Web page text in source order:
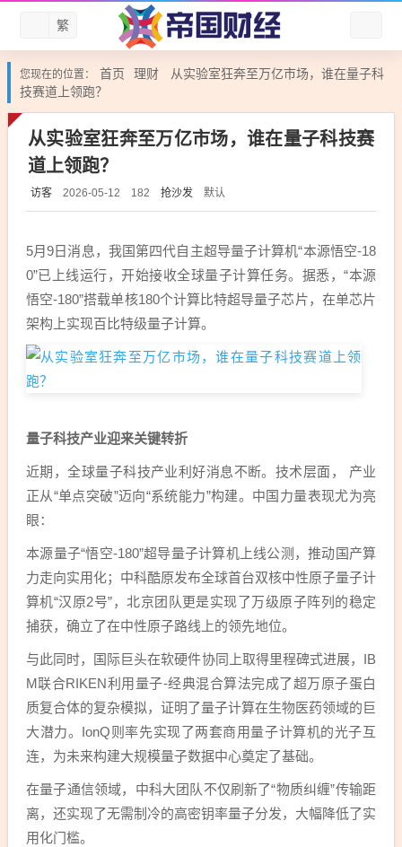
繁
您现在的位置： 首页 理财
从实验室狂奔至万亿市场，谁在量子科
技赛道上领跑？
从实验室狂奔至万亿市场，谁在量子科技赛
道上领跑？
访客 2026-05-12 182 抢沙发 默认
5月9日消息，我国第四代自主超导量子计算机“本源悟空-18
0”已上线运行，开始接收全球量子计算任务。据悉，“本源
悟空-180”搭载单核180个计算比特超导量子芯片，在单芯片
架构上实现百比特级量子计算。
量子科技产业迎来关键转折
近期，全球量子科技产业利好消息不断。技术层面， 产业
正从“单点突破”迈向“系统能力”构建。中国力量表现尤为亮
眼：
本源量子“悟空-180”超导量子计算机上线公测，推动国产算
力走向实用化；中科酷原发布全球首台双核中性原子量子计
算机“汉原2号”，北京团队更是实现了万级原子阵列的稳定
捕获，确立了在中性原子路线上的领先地位。
与此同时，国际巨头在软硬件协同上取得里程碑式进展，IB
M联合RIKEN利用量子-经典混合算法完成了超万原子蛋白
质复合体的复杂模拟，证明了量子计算在生物医药领域的巨
大潜力。IonQ则率先实现了两套商用量子计算机的光子互
连，为未来构建大规模量子数据中心奠定了基础。
在量子通信领域，中科大团队不仅刷新了“物质纠缠”传输距
离，还实现了无需制冷的高密钥率量子分发，大幅降低了实
用化门槛。